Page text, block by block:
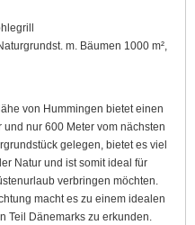
m. Bäumen 1000 m²,
von Hummingen bietet einen
nur 600 Meter vom nächsten
gelegen, bietet es viel
Natur und ist somit ideal für
verbringen möchten.
macht es zu einem idealen
Teil Dänemarks zu erkunden.